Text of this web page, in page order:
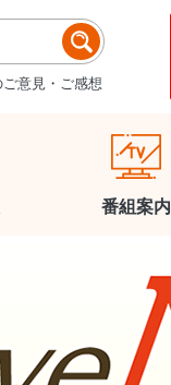
意見・ご感想
番組案内